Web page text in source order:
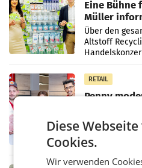
Eine Bühne
Müller
Über den
Altstoff
„Kreislauf-
Müller-Filialen
RETAIL
Penny
laufenden
erneuert
in Haag sowie
Diese
Cookies.
Wir verwenden